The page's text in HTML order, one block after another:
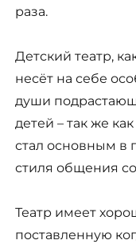
раза.
Детский театр,
несёт на себе
души
детей – так же
стал основным в
стиля общения
Театр имеет
поставленную